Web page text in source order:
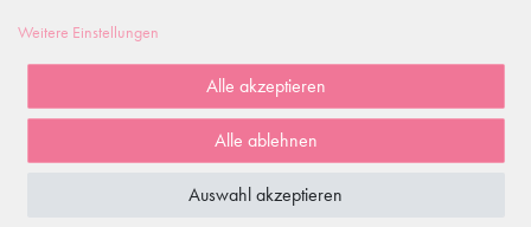
WIRD OFT GEKAUFT MIT...
Top Kundenbewertungen
Weitere Einstellungen
Alle akzeptieren
Alle ablehnen
Auswahl akzeptieren